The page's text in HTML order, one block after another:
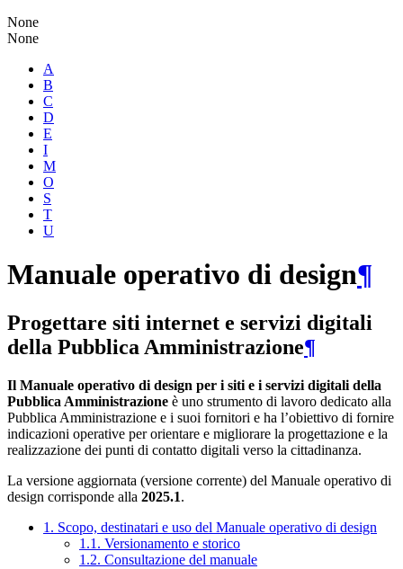
None
None
A
B
C
D
E
I
M
O
S
T
U
Manuale operativo di design¶
Progettare siti internet e servizi digitali
della Pubblica Amministrazione¶
Il Manuale operativo di design per i siti e i servizi digitali della
Pubblica Amministrazione è uno strumento di lavoro dedicato alla
Pubblica Amministrazione e i suoi fornitori e ha l’obiettivo di fornire
indicazioni operative per orientare e migliorare la progettazione e la
realizzazione dei punti di contatto digitali verso la cittadinanza.
La versione aggiornata (versione corrente) del Manuale operativo di
design corrisponde alla 2025.1.
1. Scopo, destinatari e uso del Manuale operativo di design
1.1. Versionamento e storico
1.2. Consultazione del manuale